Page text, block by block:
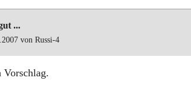
...
von Russi-4
Vorschlag.